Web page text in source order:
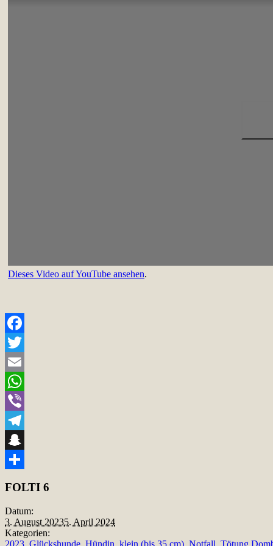
Dieses Video auf YouTube ansehen.
Facebook
Twitter
Email
WhatsApp
Viber
Telegram
Snapchat
FOLTI 6
Datum:
3. August 20235. April 2024
Kategorien:
2023, Glückshunde, Hündin, klein (bis 35 cm), Notfall, Tötung